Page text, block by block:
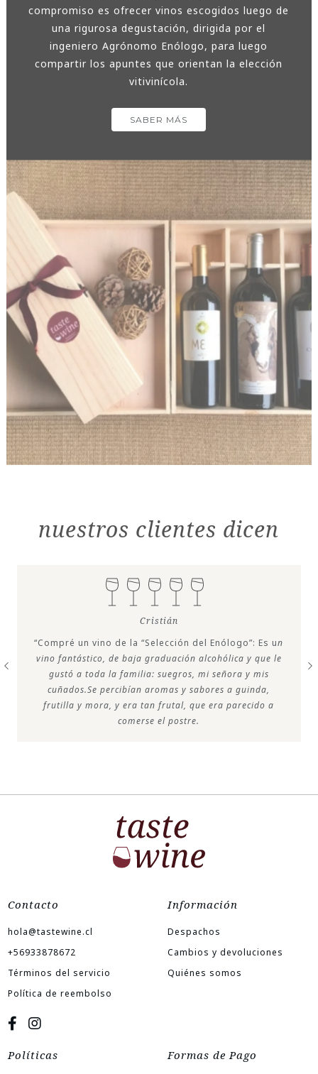
compromiso es ofrecer vinos escogidos luego de
una rigurosa degustación, dirigida por el
ingeniero Agrónomo Enólogo, para luego
compartir los apuntes que orientan la elección
vitivinícola.
SABER MÁS
nuestros clientes dicen
Cristián
“Compré un vino de la “Selección del Enólogo”: Es un
vino fantástico, de baja graduación alcohólica y que le
gustó a toda la familia: suegros, mi señora y mis
cuñados.Se percibían aromas y sabores a guinda,
frutilla y mora, y era tan frutal, que era parecido a
comerse el postre.
Contacto
hola@tastewine.cl
+56933878672
Términos del servicio
Política de reembolso
Información
Despachos
Cambios y devoluciones
Quiénes somos
Políticas Formas de Pago